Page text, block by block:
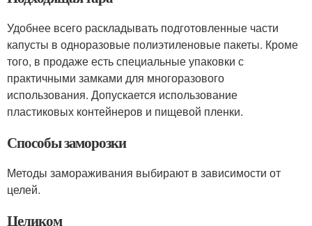
Удобнее всего раскладывать подготовленные части
капусты в одноразовые полиэтиленовые пакеты. Кроме
того, в продаже есть специальные упаковки с
практичными замками для многоразового
использования. Допускается использование
пластиковых контейнеров и пищевой пленки.
Способы заморозки
Методы замораживания выбирают в зависимости от
целей.
Целиком